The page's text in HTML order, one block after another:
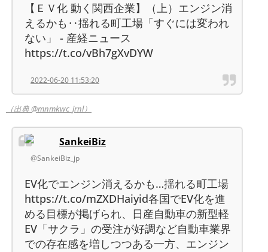
【ＥＶ化 動く関西企業】（上）エンジン消
えるかも‥揺れる町工場「すぐには変われ
ない」 - 産経ニュース
https://t.co/vBh7gXvDYW
2022-06-20 11:53:20
（出典 @mnmkwc_jrnl）
SankeiBiz
@SankeiBiz_jp
EV化でエンジン消えるかも…揺れる町工場
https://t.co/mZXDHaiyid各国でEV化を進
める目標が掲げられ、日産自動車の新型軽
EV「サクラ」の受注が好調など自動車業界
での存在感を増しつつある一方、エンジン